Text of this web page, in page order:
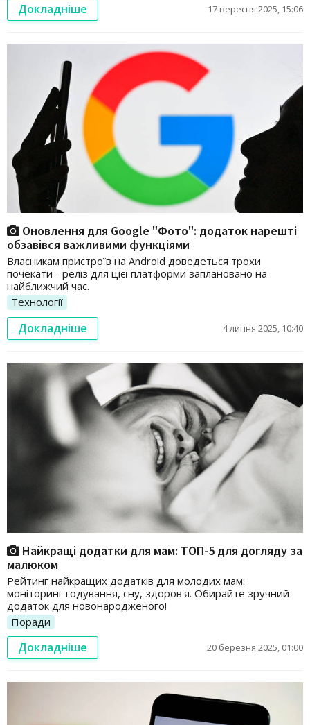
Докладніше 17 вересня 2025, 15:06
Оновлення для Google "Фото": додаток нарешті
обзавівся важливими функціями
Власникам пристроїв на Android доведеться трохи
почекати - реліз для цієї платформи заплановано на
найближчий час.
Технології
Докладніше 4 липня 2025, 10:40
Найкращі додатки для мам: ТОП-5 для догляду за
малюком
Рейтинг найкращих додатків для молодих мам:
моніторинг годування, сну, здоров'я. Обирайте зручний
додаток для новонародженого!
Поради
Докладніше 20 березня 2025, 01:00